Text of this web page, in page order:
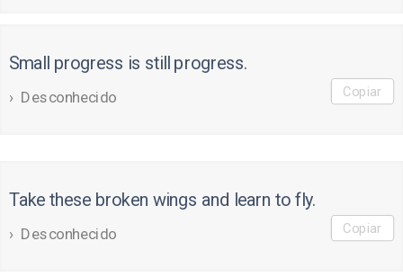
Small progress is still progress.
Desconhecido Copiar
Take these broken wings and learn to fly.
Desconhecido Copiar